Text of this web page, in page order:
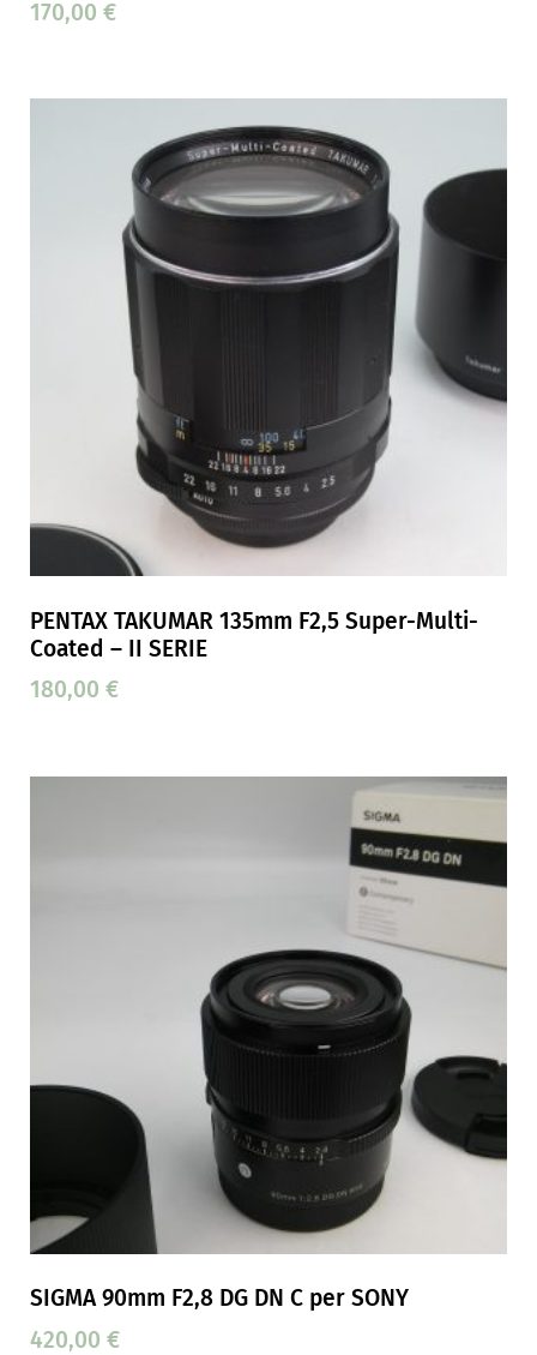
170,00 €
PENTAX TAKUMAR 135mm F2,5 Super-Multi-
Coated – II SERIE
180,00 €
SIGMA 90mm F2,8 DG DN C per SONY
420,00 €